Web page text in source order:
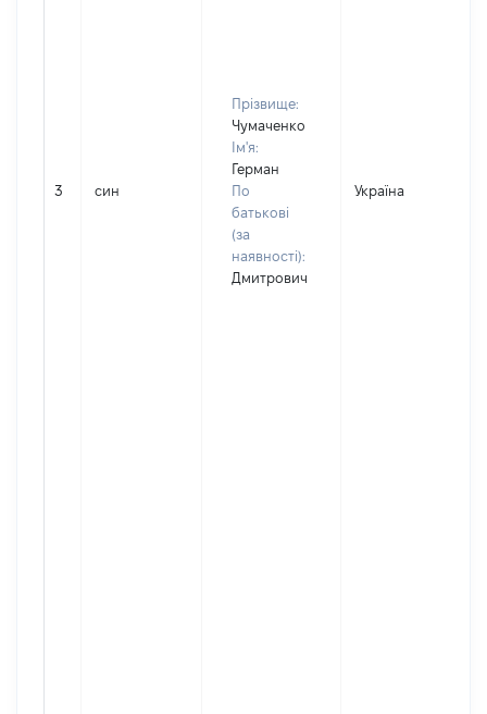
3 син
Прізвище:
Чумаченко
Ім'я:
Герман
По
батькові
(за
наявності):
Дмитрович
Україна